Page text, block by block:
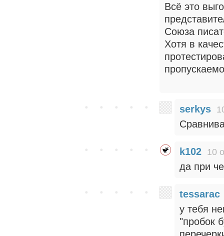
Всё это
Союза
Хотя в
serkys
k102 10
да при
tessarac
у тебя
"пробок